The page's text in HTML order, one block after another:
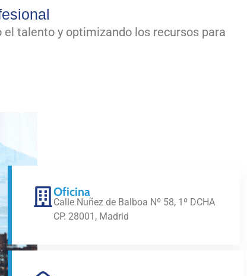
talento y optimizando los recursos para
Oficina
Calle Nuñez de Balboa Nº 58, 1º DCHA
CP. 28001, Madrid